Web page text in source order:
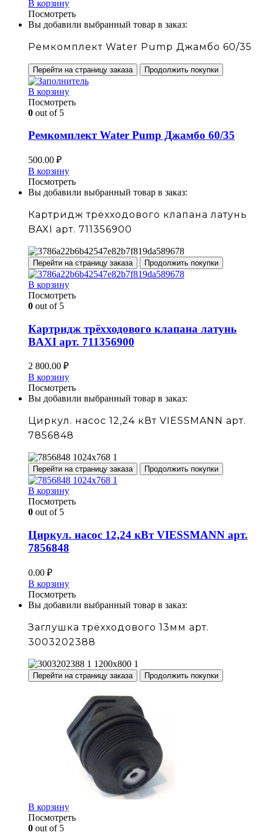
В корзину
Посмотреть
Вы добавили выбранный товар в заказ:
Ремкомплект Water Pump Джамбо 60/35
Перейти на страницу заказа Продолжить покупки
В корзину
Посмотреть
0 out of 5
Ремкомплект Water Pump Джамбо 60/35
500.00 ₽
В корзину
Посмотреть
Вы добавили выбранный товар в заказ:
Картридж трёхходового клапана латунь
BAXI арт. 711356900
Перейти на страницу заказа Продолжить покупки
В корзину
Посмотреть
0 out of 5
Картридж трёхходового клапана латунь
BAXI арт. 711356900
2 800.00 ₽
В корзину
Посмотреть
Вы добавили выбранный товар в заказ:
Циркул. насос 12,24 кВт VIESSMANN арт.
7856848
Перейти на страницу заказа Продолжить покупки
В корзину
Посмотреть
0 out of 5
Циркул. насос 12,24 кВт VIESSMANN арт.
7856848
0.00 ₽
В корзину
Посмотреть
Вы добавили выбранный товар в заказ:
Заглушка трёхходового 13мм арт.
3003202388
Перейти на страницу заказа Продолжить покупки
В корзину
Посмотреть
0 out of 5